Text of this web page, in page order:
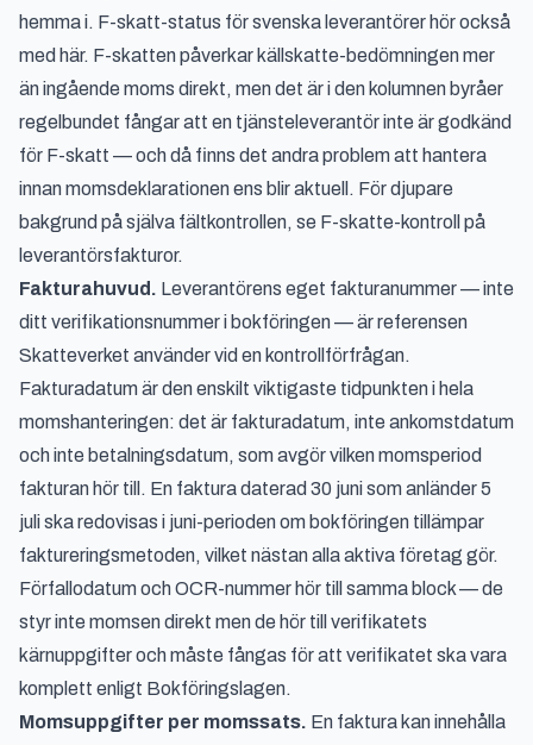
hemma i. F-skatt-status för svenska leverantörer hör också
med här. F-skatten påverkar källskatte-bedömningen mer
än ingående moms direkt, men det är i den kolumnen byråer
regelbundet fångar att en tjänsteleverantör inte är godkänd
för F-skatt — och då finns det andra problem att hantera
innan momsdeklarationen ens blir aktuell. För djupare
bakgrund på själva fältkontrollen, se F-skatte-kontroll på
leverantörsfakturor.
Fakturahuvud. Leverantörens eget fakturanummer — inte
ditt verifikationsnummer i bokföringen — är referensen
Skatteverket använder vid en kontrollförfrågan.
Fakturadatum är den enskilt viktigaste tidpunkten i hela
momshanteringen: det är fakturadatum, inte ankomstdatum
och inte betalningsdatum, som avgör vilken momsperiod
fakturan hör till. En faktura daterad 30 juni som anländer 5
juli ska redovisas i juni-perioden om bokföringen tillämpar
faktureringsmetoden, vilket nästan alla aktiva företag gör.
Förfallodatum och OCR-nummer hör till samma block — de
styr inte momsen direkt men de hör till verifikatets
kärnuppgifter och måste fångas för att verifikatet ska vara
komplett enligt Bokföringslagen.
Momsuppgifter per momssats. En faktura kan innehålla